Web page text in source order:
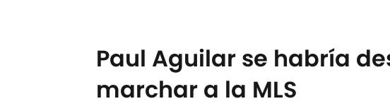
Paul Aguilar se habría
marchar a la MLS